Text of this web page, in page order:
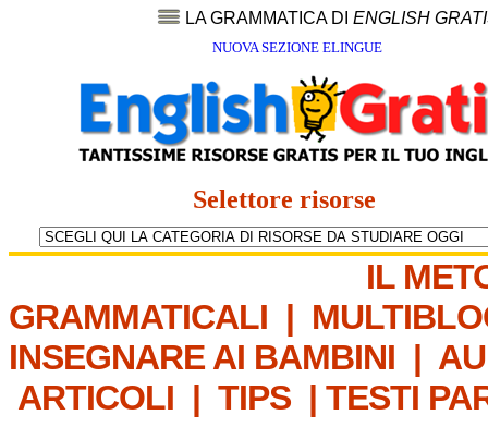
LA GRAMMATICA DI ENGLISH
NUOVA SEZIONE ELINGUE
Selettore risorse
IL
GRAMMATICALI |
INSEGNARE AI BAMBINI |
ARTICOLI | TIPS | TESTI